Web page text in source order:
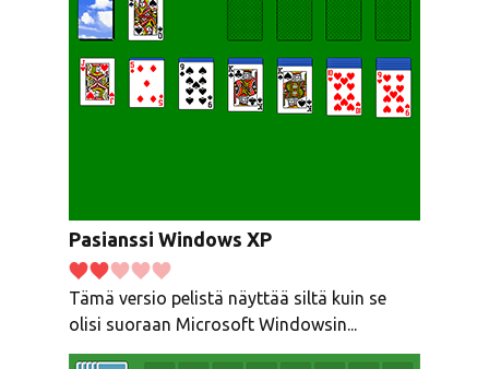
Pasianssi Windows XP
Tämä versio pelistä näyttää siltä kuin se
olisi suoraan Microsoft Windowsin...